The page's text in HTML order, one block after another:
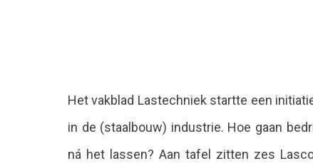
Het vakblad Lastechniek startte een
in de (staalbouw) industrie. Hoe gaan
ná het lassen? Aan tafel zitten zes